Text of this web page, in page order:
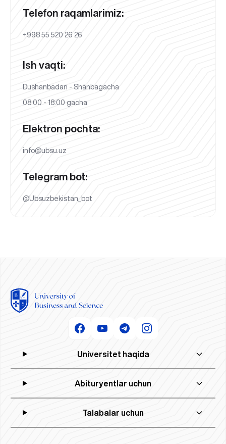
Telefon raqamlarimiz:
+998 55 520 26 26
Ish vaqti:
Dushanbadan - Shanbagacha
08:00 - 18:00 gacha
Elektron pochta:
info@ubsu.uz
Telegram bot:
@Ubsuzbekistan_bot
Universitet haqida
Abituryentlar uchun
Talabalar uchun